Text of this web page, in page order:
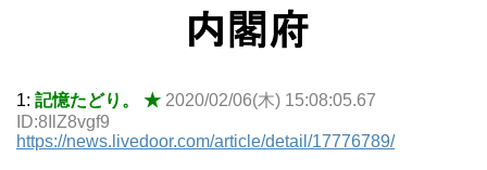
1: 記憶たどり。 ★ 2020/02/06(木) 15:08:05.67
ID:8IlZ8vgf9
https://news.livedoor.com/article/detail/17776789/